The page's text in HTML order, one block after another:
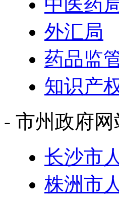
中医药
外汇局
药品监
知识产
- 市州政府网
长沙市
株洲市